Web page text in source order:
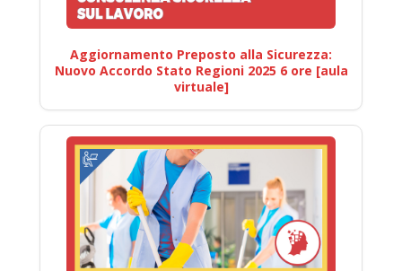
Aggiornamento Preposto alla Sicurezza:
Nuovo Accordo Stato Regioni 2025 6 ore [aula
virtuale]